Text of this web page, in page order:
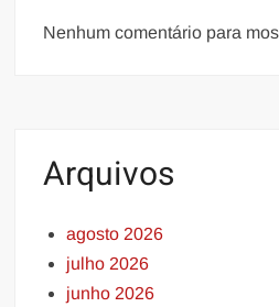
Nenhum comentário para
Arquivos
agosto 2026
julho 2026
junho 2026